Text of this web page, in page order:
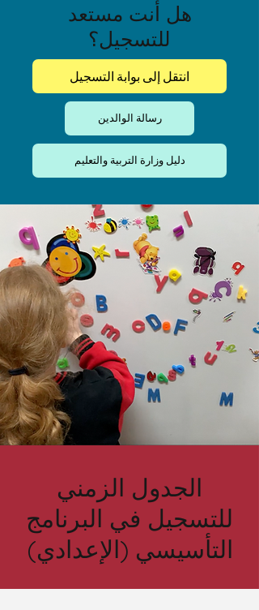
هل أنت مستعد
للتسجيل؟
انتقل إلى بوابة التسجيل
رسالة الوالدين
دليل وزارة التربية والتعليم
الجدول الزمني
للتسجيل في البرنامج
التأسيسي (الإعدادي)